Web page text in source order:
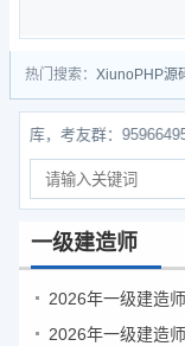
热门搜索： Xiuno PHP源
考友群：959664952、
一级建造师
2026年一级建造
2026年一级建造